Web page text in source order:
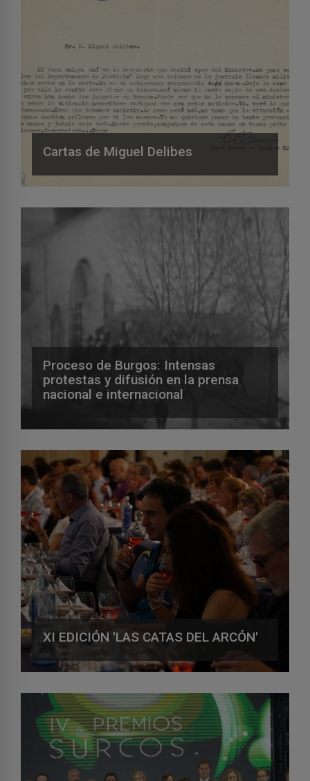
Cartas de Miguel Delibes
Proceso de Burgos: Intensas
protestas y difusión en la prensa
nacional e internacional
XI EDICIÓN 'LAS CATAS DEL ARCÓN'